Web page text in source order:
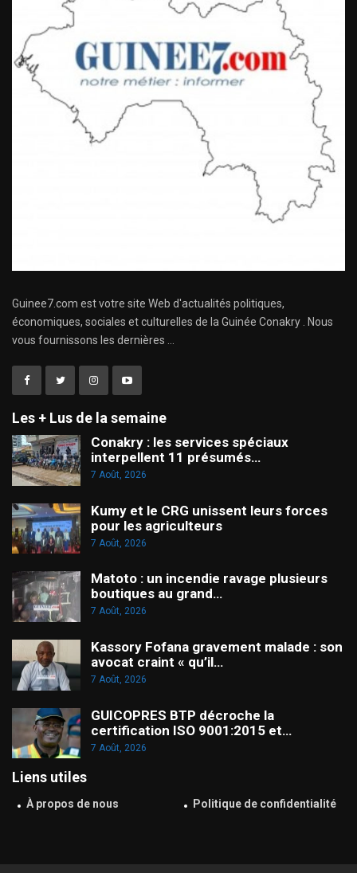
Guinee7.com est votre site Web d'actualités politiques,
économiques, sociales et culturelles de la Guinée Conakry . Nous
vous fournissons les dernières ...
Les + Lus de la semaine
Conakry : les services spéciaux
interpellent 11 présumés…
7 Août, 2026
Kumy et le CRG unissent leurs forces
pour les agriculteurs
7 Août, 2026
Matoto : un incendie ravage plusieurs
boutiques au grand…
7 Août, 2026
Kassory Fofana gravement malade : son
avocat craint « qu’il…
7 Août, 2026
GUICOPRES BTP décroche la
certification ISO 9001:2015 et…
7 Août, 2026
Liens utiles
À propos de nous Politique de confidentialité